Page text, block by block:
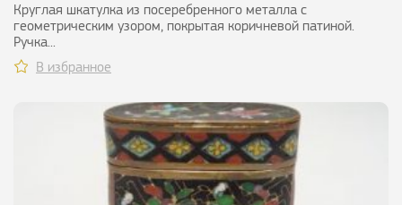
Круглая шкатулка из посеребренного металла с
геометрическим узором, покрытая коричневой патиной.
Ручка...
В избранное